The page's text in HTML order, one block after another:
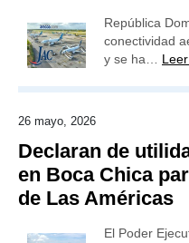
República
conectividad
y se ha…
26 mayo, 2026
Declaran de
en Boca Chica
de Las Américas
El Poder